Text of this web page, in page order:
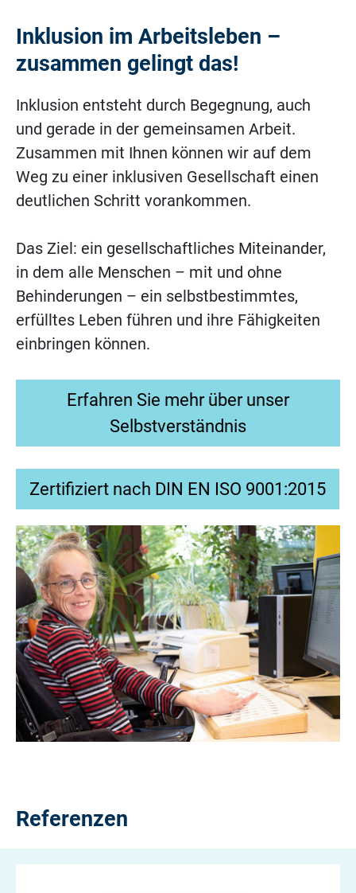
Inklusion im Arbeitsleben –
zusammen gelingt das!
Inklusion entsteht durch Begegnung, auch
und gerade in der gemeinsamen Arbeit.
Zusammen mit Ihnen können wir auf dem
Weg zu einer inklusiven Gesellschaft einen
deutlichen Schritt vorankommen.
Das Ziel: ein gesellschaftliches Miteinander,
in dem alle Menschen – mit und ohne
Behinderungen – ein selbstbestimmtes,
erfülltes Leben führen und ihre Fähigkeiten
einbringen können.
Erfahren Sie mehr über unser
Selbstverständnis
Zertifiziert nach DIN EN ISO 9001:2015
Referenzen